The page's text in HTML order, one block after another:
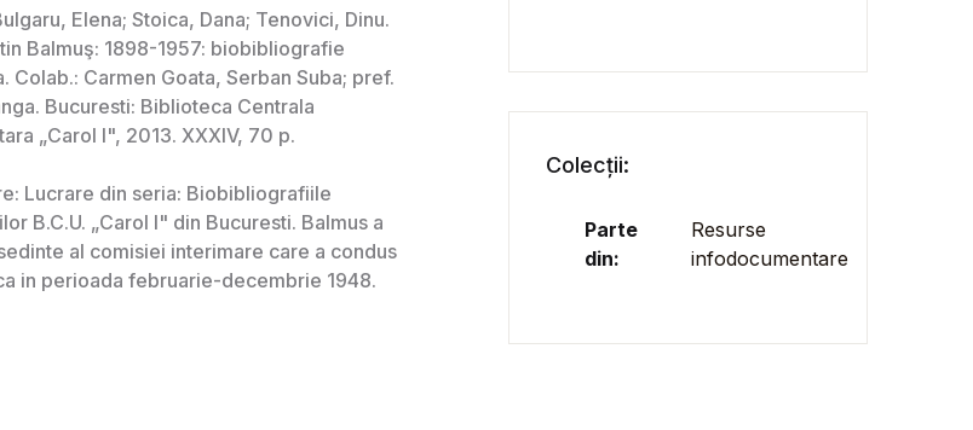
Colecții:
Parte
din:
Resurse
infodocumentare